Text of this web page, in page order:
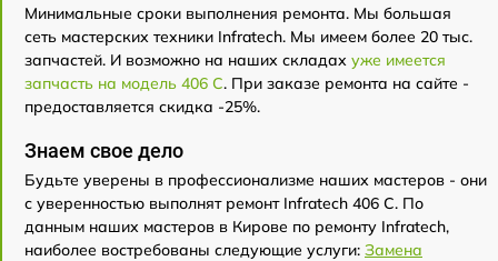
Минимальные сроки выполнения ремонта. Мы большая
сеть мастерских техники Infratech. Мы имеем более 20 тыс.
запчастей. И возможно на наших складах уже имеется
запчасть на модель 406 С. При заказе ремонта на сайте -
предоставляется скидка -25%.
Знаем свое дело
Будьте уверены в профессионализме наших мастеров - они
с уверенностью выполнят ремонт Infratech 406 С. По
данным наших мастеров в Кирове по ремонту Infratech,
наиболее востребованы следующие услуги: Замена